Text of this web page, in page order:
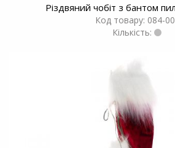
Різдвяний чобіт з бантом
Код товару: 084-
Кількість: